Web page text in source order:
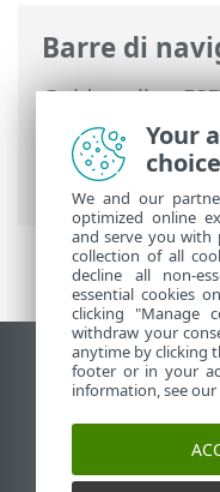
Barre di
Guida online
Prem>
Utilizzo
Prem>ESET
> Licenze MSP
Visualizza sito
End of Life
ESET Knowledge
Your
choice
We and our
optimized online
and serve you with
collection of all
decline all non-
essential cookies
clicking "Manage
withdraw your
anytime by clicking
footer or in your
information, see our